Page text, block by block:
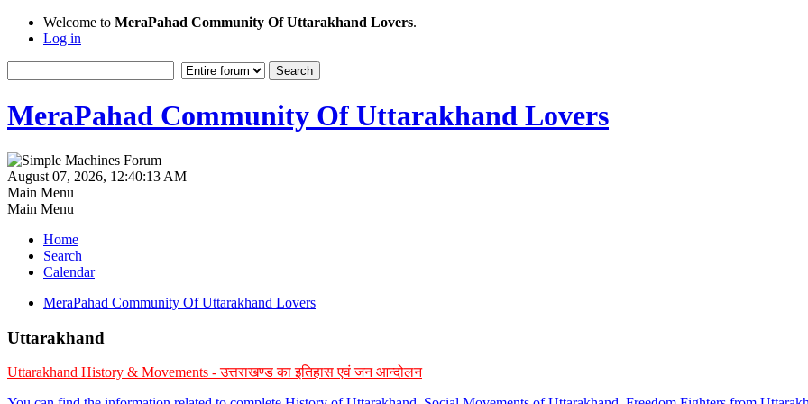
Welcome to MeraPahad Community Of Uttarakhand Lovers.
Log in
MeraPahad Community Of Uttarakhand Lovers
August 07, 2026, 12:40:13 AM
Main Menu
Main Menu
Home
Search
Calendar
MeraPahad Community Of Uttarakhand Lovers
Uttarakhand
Uttarakhand History & Movements - उत्तराखण्ड का इतिहास एवं जन आन्दोलन